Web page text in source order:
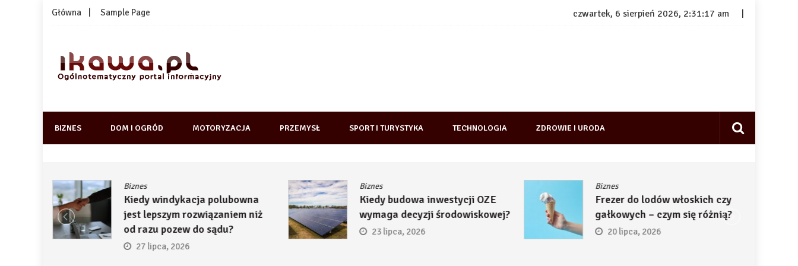
Skip
Główna Sample Page czwartek, 6 sierpień 2026, 2:31:18 am
1kawa.pl
BIZNES DOM I OGRÓD MOTORYZACJA PRZEMYSŁ SPORT I TURYSTYKA TECHNOLOGIA ZDROWIE I URODA
Biznes
Kiedy windykacja polubowna
jest lepszym rozwiązaniem niż
od razu pozew do sądu?
27 lipca, 2026
Biznes
Kiedy budowa inwestycji OZE
wymaga decyzji środowiskowej?
23 lipca, 2026
Biznes
Frezer do lodów włoskich czy
gałkowych – czym się różnią?
20 lipca, 2026